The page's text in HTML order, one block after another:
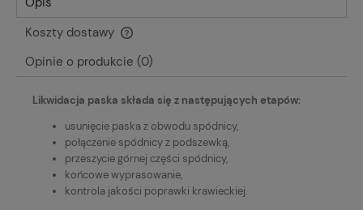
Koszty dostawy
Cena nie zawiera ewentualnych kosztów płatności
Opinie o produkcie (0)
Likwidacja paska składa się z następujących etapów:
usunięcie paska z obwodu spódnicy,
połączenie spódnicy z podszewką,
przeszycie górnej części spódnicy,
końcowe wyprasowanie,
kontrola jakości poprawki krawieckiej.